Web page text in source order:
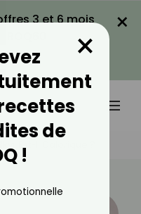
3 et 6 mois
×
Skyr Est-Il Calorique ?
de
!
×